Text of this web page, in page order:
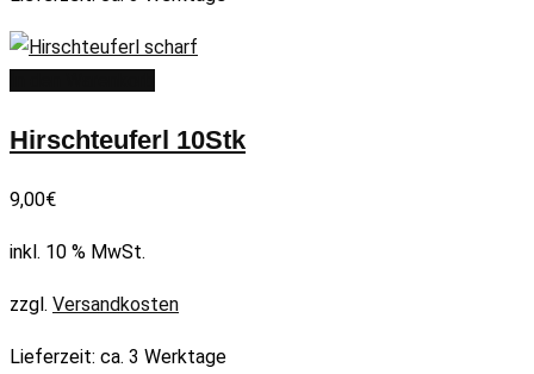
Hirschteuferl 10Stk
9,00€
inkl. 10 % MwSt.
zzgl. Versandkosten
Lieferzeit: ca. 3 Werktage